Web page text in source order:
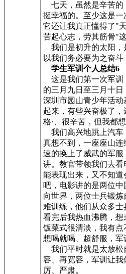
七天，虽然是辛苦的
挺幸福的。至少这是一
它还让我真正懂得了"
苦起心志，劳其筋骨"
我们是初升的太阳，
以我们务必要为之奋斗
学生军训个人总结6
这是我们第一次军训
的三月九日至三月十
深圳市园山青少年活动
起来，有些兴奋极了
格·、很辛苦，但我都
我们高兴地跳上汽车
真想不到，一座座山
速的换上了威武的军
讲。教官带领我们去
能表现出来，又不知
吧，电影讲的是两位
向世界，两位士兵锻
难训练，他们从众多士
看完后我热血沸腾，
饭菜式很清淡，我有点
想喝就喝、超舒服，军
我们平时就是太放松
容、再宽容，军训让
厉、严肃。